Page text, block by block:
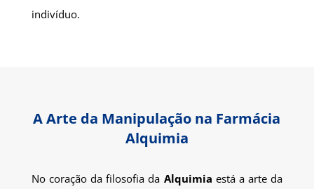
indivíduo.
A Arte da Manipulação na Farmácia
Alquimia
No coração da filosofia da Alquimia está a arte da